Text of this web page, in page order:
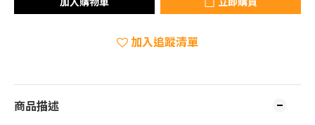
加入追蹤清單
商品描述